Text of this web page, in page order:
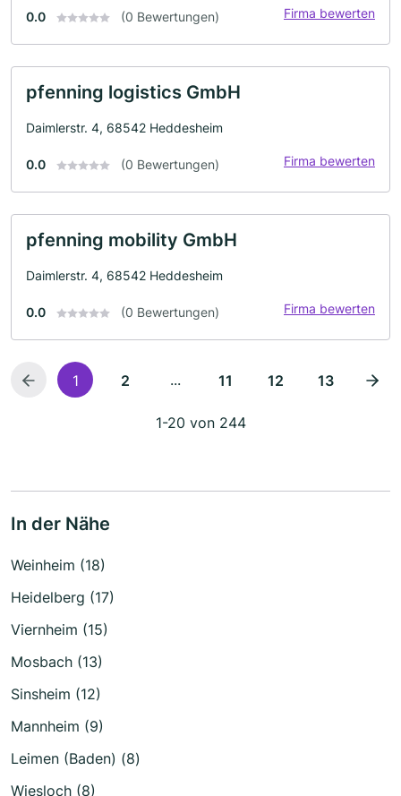
0.0 (0 Bewertungen) Firma bewerten
pfenning logistics GmbH
Daimlerstr. 4, 68542 Heddesheim
0.0 (0 Bewertungen) Firma bewerten
pfenning mobility GmbH
Daimlerstr. 4, 68542 Heddesheim
0.0 (0 Bewertungen) Firma bewerten
1 2 ... 11 12 13
1-20 von 244
In der Nähe
Weinheim (18)
Heidelberg (17)
Viernheim (15)
Mosbach (13)
Sinsheim (12)
Mannheim (9)
Leimen (Baden) (8)
Wiesloch (8)